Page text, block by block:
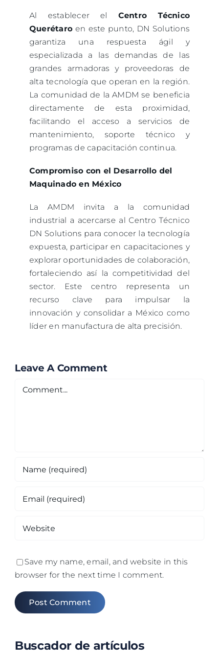
Al establecer el Centro Técnico
Querétaro en este punto, DN Solutions
garantiza una respuesta ágil y
especializada a las demandas de las
grandes armadoras y proveedoras de
alta tecnología que operan en la región.
La comunidad de la AMDM se beneficia
directamente de esta proximidad,
facilitando el acceso a servicios de
mantenimiento, soporte técnico y
programas de capacitación continua.
Compromiso con el Desarrollo del
Maquinado en México
La AMDM invita a la comunidad
industrial a acercarse al Centro Técnico
DN Solutions para conocer la tecnología
expuesta, participar en capacitaciones y
explorar oportunidades de colaboración,
fortaleciendo así la competitividad del
sector. Este centro representa un
recurso clave para impulsar la
innovación y consolidar a México como
líder en manufactura de alta precisión.
Leave A Comment
Comment
Save my name, email, and website in this
browser for the next time I comment.
Buscador de artículos